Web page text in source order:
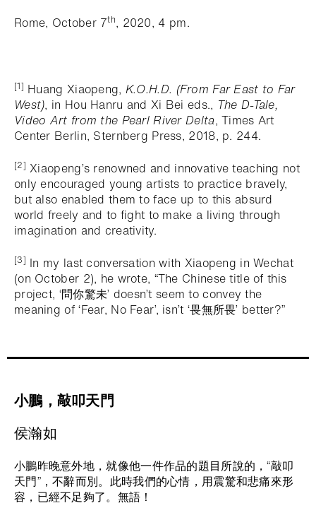
Rome, October 7th, 2020, 4 pm.
[1] Huang Xiaopeng, K.O.H.D. (From Far East to Far
West), in Hou Hanru and Xi Bei eds., The D-Tale,
Video Art from the Pearl River Delta, Times Art
Center Berlin, Sternberg Press, 2018, p. 244.
[2] Xiaopeng’s renowned and innovative teaching not
only encouraged young artists to practice bravely,
but also enabled them to face up to this absurd
world freely and to fight to make a living through
imagination and creativity.
[3] In my last conversation with Xiaopeng in Wechat
(on October 2), he wrote, “The Chinese title of this
project, ‘問你驚未’ doesn’t seem to convey the
meaning of ‘Fear, No Fear’, isn’t ‘畏無所畏’ better?”
小鵬，敲叩天門
侯瀚如
小鵬昨晚意外地，就像他一件作品的題目所說的，“敲叩
天門”，不辭而別。此時我們的心情，用震驚和悲痛來形
容，已經不足夠了。無語！